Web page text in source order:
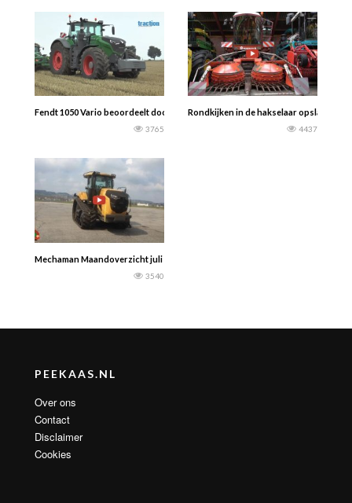
Fendt 1050 Vario beoordeelt door Traction
3765
Rondkijken in de hakselaar opslag van
4437
Mechaman Maandoverzicht juli 2017 Agco’s nieuwe Challenger MT700
3540
PEEKAAS.NL
Over ons
Contact
Disclaimer
Cookies